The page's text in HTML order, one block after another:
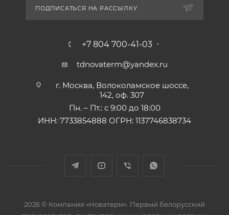
ПОДПИСАТЬСЯ НА РАССЫЛКУ
+7 804 700-41-03
tdnovaterm@yandex.ru
г. Москва, Волоколамское шоссе,
142, оф. 307
Пн. – Пт.: с 9:00 до 18:00
ИНН: 7733854888 ОГРН: 1137746838734
2026 © Компания «Новатерм». Первый белорусский